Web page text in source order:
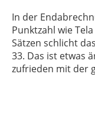
In der
Punktzahl wie
Sätzen schlicht
33. Das ist etwas
zufrieden mit der